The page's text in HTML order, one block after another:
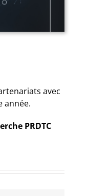
avec
année.
PRDTC